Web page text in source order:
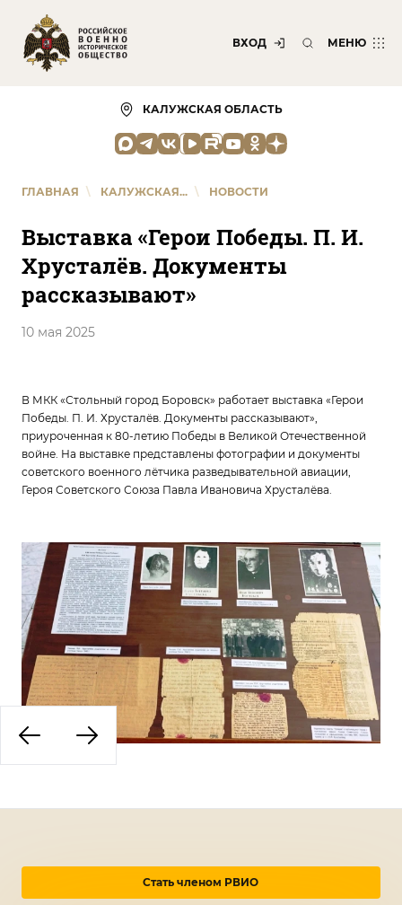
ВХОД МЕНЮ
КАЛУЖСКАЯ ОБЛАСТЬ
ГЛАВНАЯ \ КАЛУЖСКАЯ... \ НОВОСТИ
Выставка «Герои Победы. П. И.
Хрусталёв. Документы
рассказывают»
10 мая 2025
В МКК «Стольный город Боровск» работает выставка «Герои
Победы. П. И. Хрусталёв. Документы рассказывают»,
приуроченная к 80-летию Победы в Великой Отечественной
войне. На выставке представлены фотографии и документы
советского военного лётчика разведывательной авиации,
Героя Советского Союза Павла Ивановича Хрусталёва.
Стать членом РВИО